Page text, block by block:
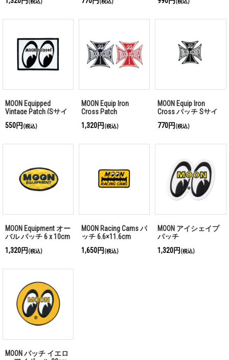
MOON Equipped
Vintage Patch (Sサイ
550円 (税込)
MOON Equip Iron
Cross Patch
1,320円 (税込)
MOON Equip Iron
Cross パッチ Sサイ
770円 (税込)
MOON Equipment オー
バル パッチ 6 x 10cm
1,320円 (税込)
MOON Racing Cams パ
ッチ 6.6×11.6cm
1,650円 (税込)
MOON アイシェイプ
パッチ
1,320円 (税込)
MOON パッチ イエロ